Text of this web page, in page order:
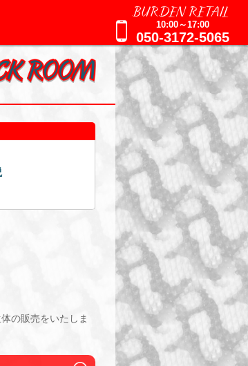
BURDEN RETAIL
10:00～17:00
050-3172-5065
2025年09月01日
週刊誌報道に関するお知らせ
の販売をいたしま